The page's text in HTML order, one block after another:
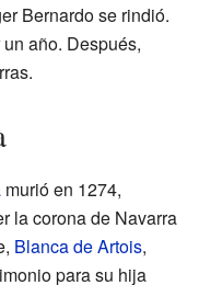
Bernardo se rindió.
año. Después,
murió en 1274,
la corona de Navarra
Blanca de Artois,
para su hija